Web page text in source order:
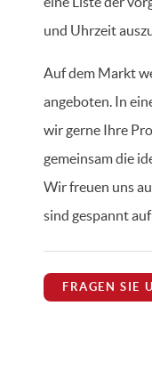
und Uhrzeit
Auf dem Markt
angeboten. In
wir gerne Ihre
gemeinsam die
Wir freuen uns
sind gespannt
FRAGEN SIE